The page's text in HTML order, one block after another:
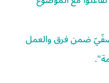
ضمن فرق والعمل